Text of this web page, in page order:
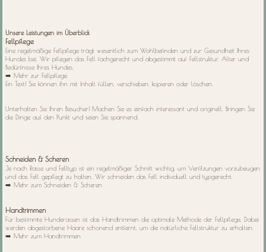
Unsere Leistungen im Überblick
Fellpflege
Eine regelmäßige Fellpflege trägt wesentlich zum Wohlbefinden und zur Gesundheit Ihres
Hundes bei. Wir pflegen das Fell fachgerecht und abgestimmt auf Fellstruktur, Alter und
Bedürfnisse Ihres Hundes.
➡️ Mehr zur Fellpflege
Ein Text! Sie können ihn mit Inhalt füllen, verschieben, kopieren oder löschen.
Unterhalten Sie Ihren Besucher! Machen Sie es einfach interessant und originell. Bringen Sie
die Dinge auf den Punkt und seien Sie spannend.
Schneiden & Scheren
Je nach Rasse und Felltyp ist ein regelmäßiger Schnitt wichtig, um Verfilzungen vorzubeugen
und das Fell gepflegt zu halten. Wir schneiden das Fell individuell und typgerecht.
➡️ Mehr zum Schneiden & Scheren
Handtrimmen
Für bestimmte Hunderassen ist das Handtrimmen die optimale Methode der Fellpflege. Dabei
werden abgestorbene Haare schonend entfernt, um die natürliche Fellstruktur zu erhalten.
➡️ Mehr zum Handtrimmen